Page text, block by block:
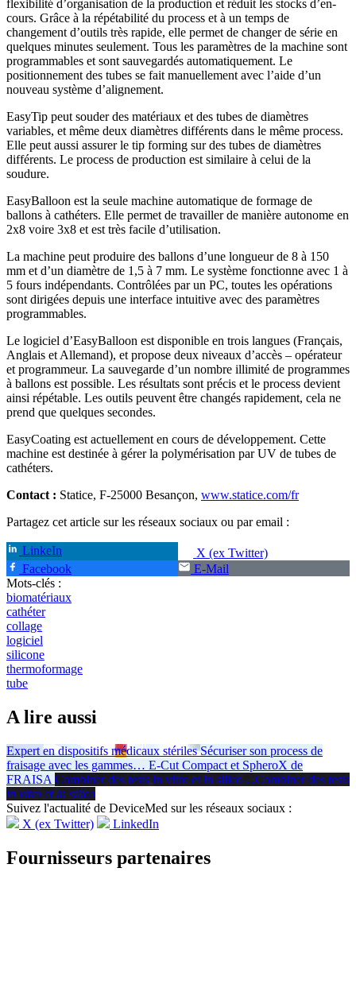
flexibilité d’organisation de la production et réduit les stocks d’en-
cours. Grâce à la répétabilité du process et à un temps de
changement d’outils très rapide, elle permet de changer de série en
quelques minutes seulement. Tous les paramètres de la machine sont
programmables et sont sauvegardés automatiquement. Le
positionnement des tubes se fait manuellement avec l’aide d’un
nouveau système d’alignement.
EasyTip peut souder des matériaux et des tubes de diamètres
variables, et même deux diamètres différents dans le même process.
Elle peut aussi assurer le tip forming sur des tubes de diamètres
différents. Le process de production est similaire à celui de la
soudure.
EasyBalloon est la seule machine automatique de formage de
ballons à cathéters. Elle permet de travailler de manière autonome en
2x8 voire 3x8 et est très facile d’utilisation.
La machine peut produire des ballons d’une longueur de 8 à 150
mm et d’un diamètre de 1,5 à 7 mm. Le système fonctionne avec 1 à
5 fours indépendants. Contrôlées par un PC, toutes les opérations
sont dirigées depuis une interface intuitive avec des paramètres
programmables.
Le logiciel d’EasyBalloon est disponible en trois langues (Français,
Anglais et Allemand), et propose deux niveaux d’accès – opérateur
et programmeur. La sauvegarde d’un nombre illimité de programmes
à ballons est possible. Les résultats sont précis et le process devient
ainsi répétable. Les outils peuvent être changés rapidement, cela ne
prend que quelques secondes.
EasyCoating est actuellement en cours de développement. Cette
machine est destinée à gérer la polymérisation par UV de tubes de
cathéters.
Contact : Statice, F-25000 Besançon, www.statice.com/fr
Partagez cet article sur les réseaux sociaux ou par email :
LinkeIn
X (ex Twitter)
Facebook
E-Mail
Mots-clés :
biomatériaux
cathéter
collage
logiciel
silicone
thermoformage
tube
A lire aussi
Expert en dispositifs médicaux stériles Sécuriser son process de
fraisage avec les gammes… E-Cut Compact et SpheroX de
FRAISA Combiner des tests in vitro et in silico…Combiner des tests
in vitro et in silico
Suivez l'actualité de DeviceMed sur les réseaux sociaux :
X (ex Twitter)
LinkedIn
Fournisseurs partenaires